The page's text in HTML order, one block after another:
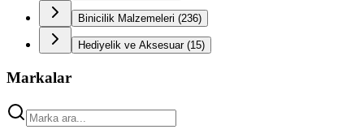
Binicilik Malzemeleri (236)
Hediyelik ve Aksesuar (15)
Markalar